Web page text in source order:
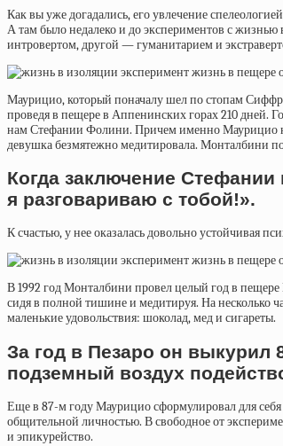
Как вы уже догадались, его увлечение
А там было недалеко и до экспериментов с
интровертом, другой — гуманитарием и
Маурицио, который поначалу шел по стопам
проведя в пещере в Аппенинских горах 210 дней.
нам Стефании Фолини. Причем именно Маурицио
девушка безмятежно медитировала. Монталбини
Когда заключение
я разговариваю с тобой!».
К счастью, у нее оказалась довольно устойчивая
В 1992 год Монталбини провел целый год в пещере
сидя в полной тишине и медитируя. На несколько
маленькие удовольствия: шоколад, мед и сигареты.
За год в Пезаро он выкурил
подземный воздух
Еще в 87-м году Маурицио сформулировал для
общительной личностью. В свободное от
и эпикурейство.